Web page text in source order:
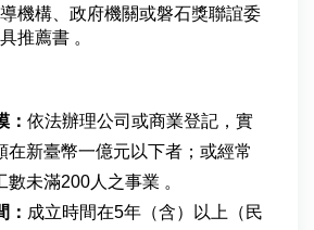
機構、政府機關或磐石獎聯誼委
推薦書 。
： 依法辦理公司或商業登記，實
在新臺幣一億元以下者；或經常
數未滿200人之事業 。
： 成立時間在5年（含）以上（民